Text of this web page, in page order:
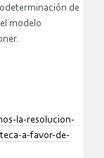
de
modelo
la-resolucion-
a-favor-de-